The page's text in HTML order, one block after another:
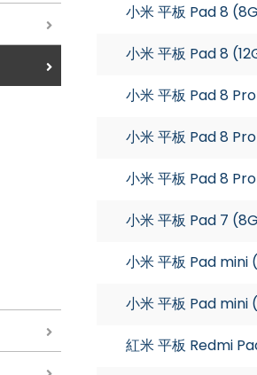
小米 平板 Pad 8
小米 平板 Pad 8
小米 平板 Pad 8
小米 平板 Pad 8
小米 平板 Pad 8
小米 平板 Pad 7
小米 平板 Pad
小米 平板 Pad mini
紅米 平板 Redmi